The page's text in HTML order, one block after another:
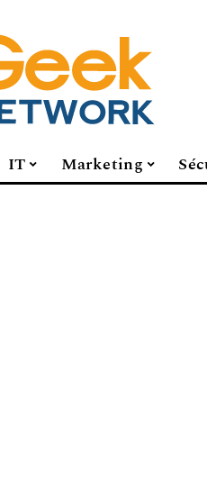
IT Marketing